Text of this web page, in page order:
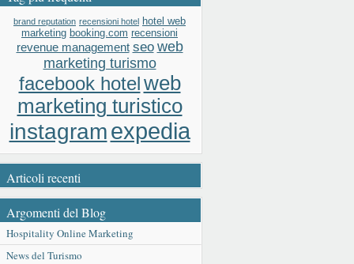
brand reputation recensioni hotel hotel web
marketing booking.com recensioni
revenue management seo web
marketing turismo
facebook hotelweb
marketing turistico
instagramexpedia
Articoli recenti
Argomenti del Blog
Hospitality Online Marketing
News del Turismo